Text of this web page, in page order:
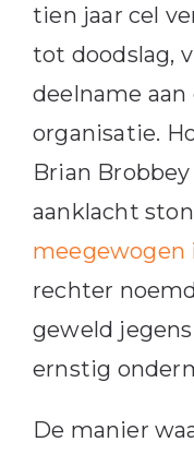
tien jaar cel
tot doodslag,
deelname
organisatie.
Brian
aanklacht
meegewogen
rechter
geweld
ernstig
De manier